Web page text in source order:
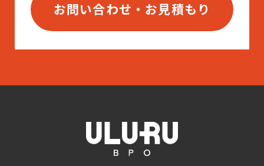
お問い合わせ・お見積もり